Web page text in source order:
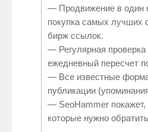
— Продвижение в один
покупка самых лучших
бирж ссылок.
— Регулярная
ежедневный пересчет
— Все известные
публикации
— SeoHammer покажет,
которые нужно